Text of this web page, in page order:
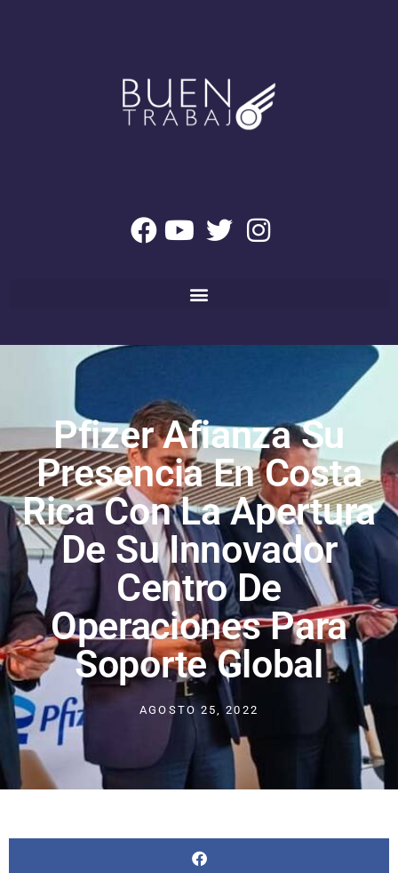
Pfizer Afianza Su
Presencia En Costa
Rica Con La Apertura
De Su Innovador
Centro De
Operaciones Para
Soporte Global
AGOSTO 25, 2022